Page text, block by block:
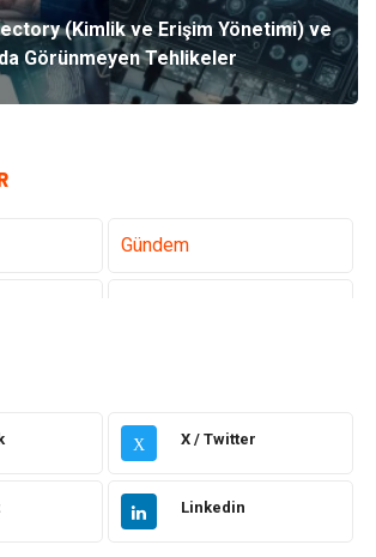
(Kimlik ve Erişim Yönetimi) ve
Görünmeyen Tehlikeler
Gündem
Gıda
Ulaşım ve Taşımacılık
X X / Twitter
Linkedin